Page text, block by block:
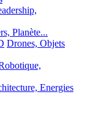
Planète...
Drones, Objets
Energies